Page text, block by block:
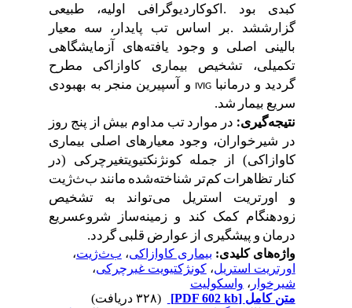
کبدی
بود. اکوکاردیوگرافی اولیه،
طبیعی
گزارششد. بر اساس تب پایدار، سه
معیار
بالینی
اصلی وجود یافتههای
آزمایشگاهی
تکمیلی،
تشخیص بیماری کاوازاکی
مطرح
گردید و درمانبا IVIG و آسپیرین منجر به بهبودی
سریعبیمارشد.
نتیجهگیری: درموارد تبمداوم بیش از پنجروز
در
شیرخواران، وجود معیارهای اصلی بیماری
کاوازاکی( جمله کونژنکتیویتغیرچرکی)
در
کنارتظاهراتکمترشناختهشدهمانندبثژیت
اورتریت استریل میتواند به
تشخیص
زودهنگام
کمک کند زمینهساز شروعسریع
درمانو پیشگیریاز عوارض قلبی گردد.
واژه‌های کلیدی:بیماری کاوازاکی،ب‌ث‌ژیت،
اورتریت استریل،کونژکتیویت غیرچرکی،
شیرخوار ، واسکولیت
متن کامل[PDF 602 kb]